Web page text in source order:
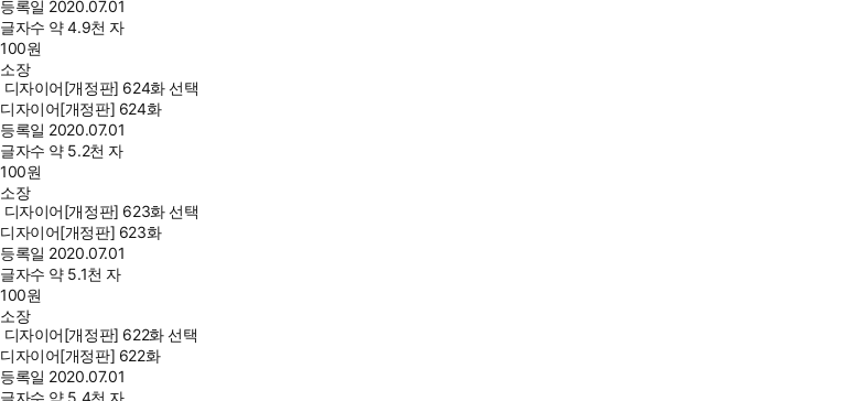
등록일 2020.07.01
글자수 약 4.9천 자
100원
소장
디자이어[개정판] 624화 선택
디자이어[개정판] 624화
등록일 2020.07.01
글자수 약 5.2천 자
100원
소장
디자이어[개정판] 623화 선택
디자이어[개정판] 623화
등록일 2020.07.01
글자수 약 5.1천 자
100원
소장
디자이어[개정판] 622화 선택
디자이어[개정판] 622화
등록일 2020.07.01